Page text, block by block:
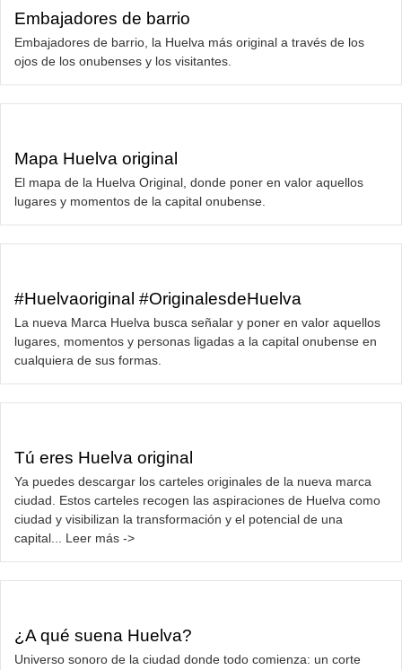
Embajadores de barrio
Embajadores de barrio, la Huelva más original a través de los
ojos de los onubenses y los visitantes.
Mapa Huelva original
El mapa de la Huelva Original, donde poner en valor aquellos
lugares y momentos de la capital onubense.
#Huelvaoriginal #OriginalesdeHuelva
La nueva Marca Huelva busca señalar y poner en valor aquellos
lugares, momentos y personas ligadas a la capital onubense en
cualquiera de sus formas.
Tú eres Huelva original
Ya puedes descargar los carteles originales de la nueva marca
ciudad. Estos carteles recogen las aspiraciones de Huelva como
ciudad y visibilizan la transformación y el potencial de una
capital... Leer más ->
¿A qué suena Huelva?
Universo sonoro de la ciudad donde todo comienza: un corte